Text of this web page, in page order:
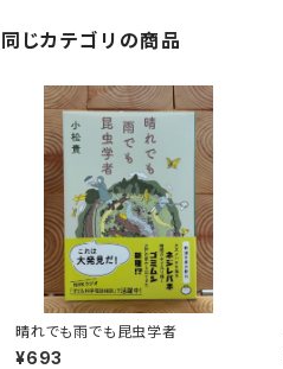
同じカテゴリの商品
晴れでも雨でも昆虫学者
¥693